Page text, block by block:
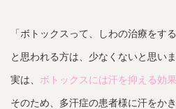
「ボトックスって、しわの治療をす
と思われる方は、少なくないと思いま
実は、 ボトックスには汗を抑える効果
そのため、多汗症の患者様に汗をか